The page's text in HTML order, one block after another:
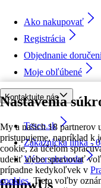
Nastavenia
My a našich 18 partnerov
pristupujeme, napríklad k
cookie, za účelom
udeliť alebo spravovať
prípadne kedykoľvek v
cookies. Tieto voľby
Ako nakupovať
Registrácia
Objednanie
Moje obľúbené
Kontaktujte nás
Tesco.sk
Zákaznícka linka -
Výber obchodu
followUs